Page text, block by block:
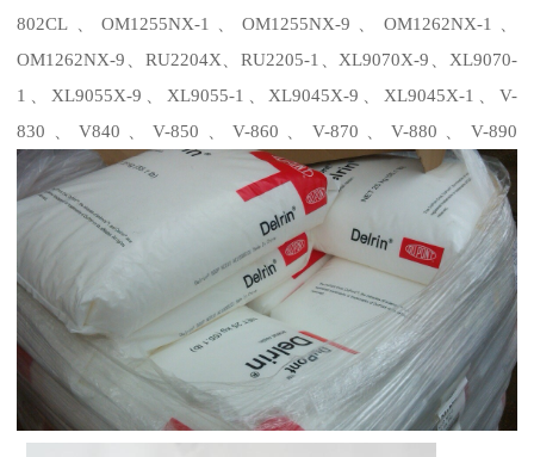
802CL 、 OM1255NX-1 、OM1255NX-9 、 OM1262NX-1 、
OM1262NX-9 、 RU2204X、RU2205-1 、XL9070X-9 、 XL9070-
1 、 XL9055X-9 、 XL9055-1 、XL9045X-9 、XL9045X-1 、 V-
830 、 V840 、V-850 、V-860 、 V-870 、V-880 、 V-890